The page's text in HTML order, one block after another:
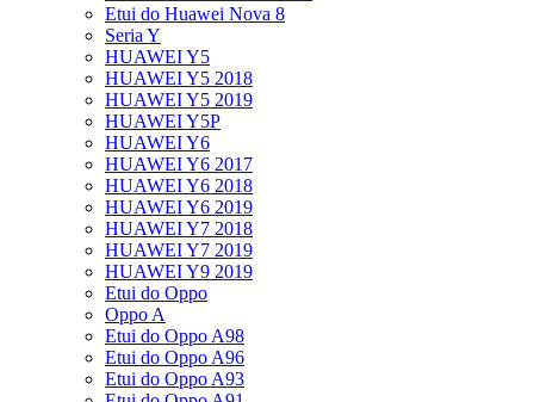
Etui do Huawei Nova 8
Seria Y
HUAWEI Y5
HUAWEI Y5 2018
HUAWEI Y5 2019
HUAWEI Y5P
HUAWEI Y6
HUAWEI Y6 2017
HUAWEI Y6 2018
HUAWEI Y6 2019
HUAWEI Y7 2018
HUAWEI Y7 2019
HUAWEI Y9 2019
Etui do Oppo
Oppo A
Etui do Oppo A98
Etui do Oppo A96
Etui do Oppo A93